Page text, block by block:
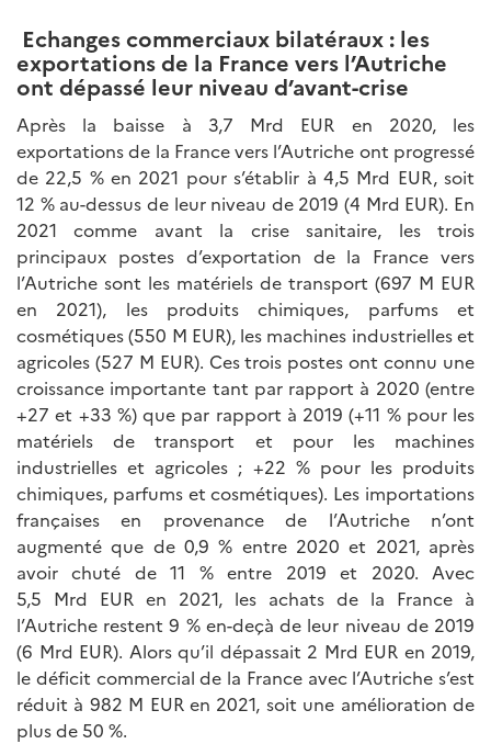
Echanges commerciaux bilatéraux : les
exportations de la France vers l’Autriche
ont dépassé leur niveau d’avant-crise
Après la baisse à 3,7 Mrd EUR en 2020, les
exportations de la France vers l’Autriche ont progressé
de 22,5 % en 2021 pour s’établir à 4,5 Mrd EUR, soit
12 % au-dessus de leur niveau de 2019 (4 Mrd EUR). En
2021 comme avant la crise sanitaire, les trois
principaux postes d’exportation de la France vers
l’Autriche sont les matériels de transport (697 M EUR
en 2021), les produits chimiques, parfums et
cosmétiques (550 M EUR), les machines industrielles et
agricoles (527 M EUR). Ces trois postes ont connu une
croissance importante tant par rapport à 2020 (entre
+27 et +33 %) que par rapport à 2019 (+11 % pour les
matériels de transport et pour les machines
industrielles et agricoles ; +22 % pour les produits
chimiques, parfums et cosmétiques). Les importations
françaises en provenance de l’Autriche n’ont
augmenté que de 0,9 % entre 2020 et 2021, après
avoir chuté de 11 % entre 2019 et 2020. Avec
5,5 Mrd EUR en 2021, les achats de la France à
l’Autriche restent 9 % en-deçà de leur niveau de 2019
(6 Mrd EUR). Alors qu’il dépassait 2 Mrd EUR en 2019,
le déficit commercial de la France avec l’Autriche s’est
réduit à 982 M EUR en 2021, soit une amélioration de
plus de 50 %.